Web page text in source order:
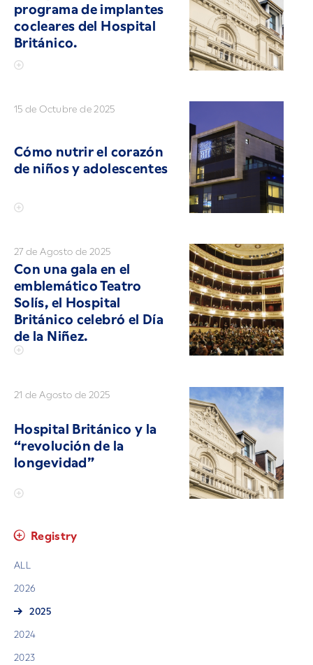
programa de implantes
cocleares del Hospital
Británico.
15 de Octubre de 2025
Cómo nutrir el corazón
de niños y adolescentes
27 de Agosto de 2025
Con una gala en el
emblemático Teatro
Solís, el Hospital
Británico celebró el Día
de la Niñez.
21 de Agosto de 2025
Hospital Británico y la
“revolución de la
longevidad”
Registry
ALL
2026
2025
2024
2023